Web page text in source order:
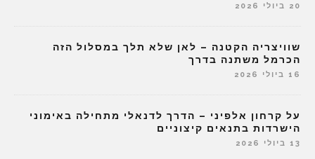
20 ביולי 2026
שוויצריה הקטנה – לאן שלא תלך במסלול הזה
הכרמל משתנה בדרך
16 ביולי 2026
על קרחון אלפיני – הדרך לדנאלי מתחילה באימוני
הישרדות בתנאים קיצוניים
13 ביולי 2026